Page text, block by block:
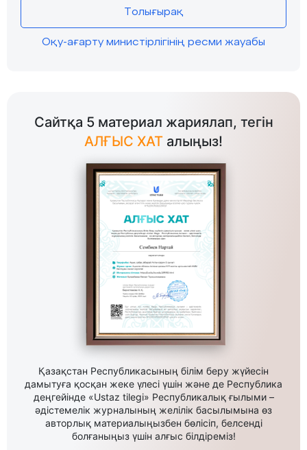
Толығырақ
Оқу-ағарту министірлігінің ресми жауабы
Сайтқа 5 материал жариялап, тегін
АЛҒЫС ХАТ алыңыз!
Қазақстан Республикасының білім беру жүйесін
дамытуға қосқан жеке үлесі үшін және де Республика
деңгейінде «Ustaz tilegi» Республикалық ғылыми –
әдістемелік журналының желілік басылымына өз
авторлық материалыңызбен бөлісіп, белсенді
болғаныңыз үшін алғыс білдіреміз!